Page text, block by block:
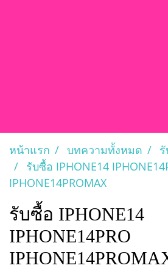
หน้าแรก บทความทั้งหมด
รับซื้อ IPHONE14
IPHONE14PROMAX
รับซื้อ IPHONE14
IPHONE14PRO